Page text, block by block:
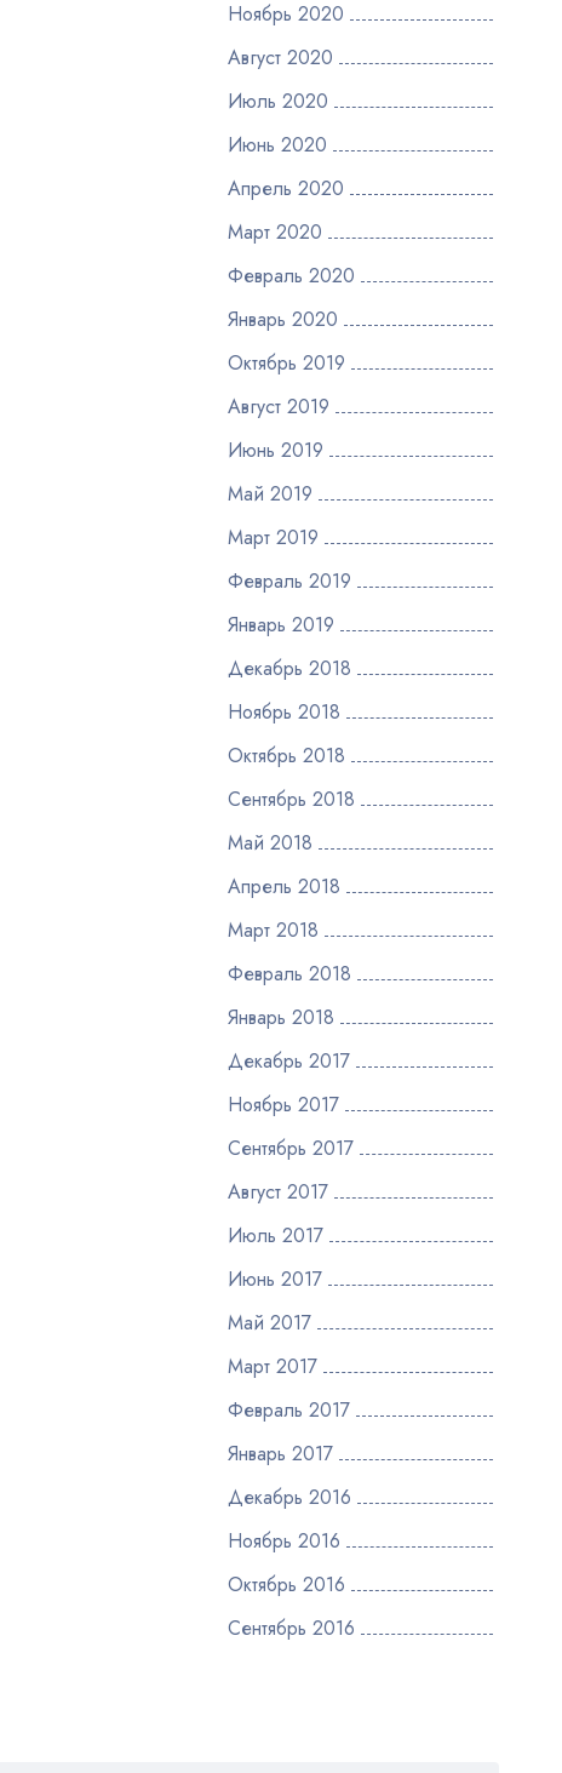
Ноябрь 2020
Август 2020
Июль 2020
Июнь 2020
Апрель 2020
Март 2020
Февраль 2020
Январь 2020
Октябрь 2019
Август 2019
Июнь 2019
Май 2019
Март 2019
Февраль 2019
Январь 2019
Декабрь 2018
Ноябрь 2018
Октябрь 2018
Сентябрь 2018
Май 2018
Апрель 2018
Март 2018
Февраль 2018
Январь 2018
Декабрь 2017
Ноябрь 2017
Сентябрь 2017
Август 2017
Июль 2017
Июнь 2017
Май 2017
Март 2017
Февраль 2017
Январь 2017
Декабрь 2016
Ноябрь 2016
Октябрь 2016
Сентябрь 2016